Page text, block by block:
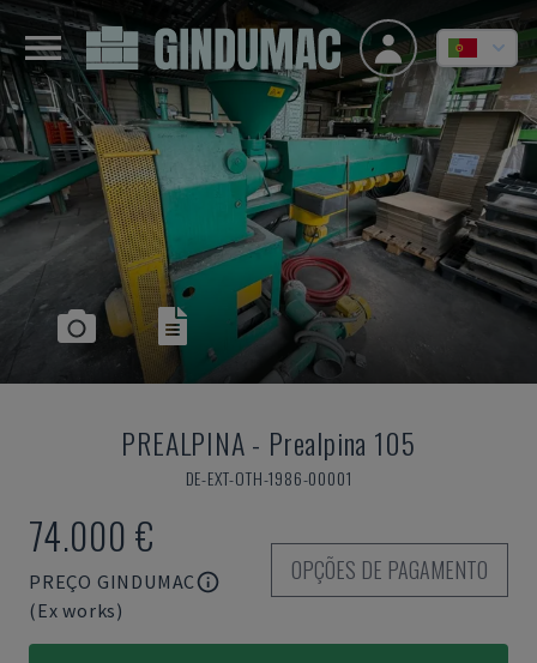
PREALPINA- Prealpina 105
DE-EXT-OTH-1986-00001
74.000 €
PREÇO GINDUMAC
(Ex works)
OPÇÕES DE PAGAMENTO